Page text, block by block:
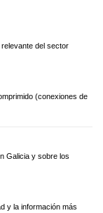
del sector
(conexiones de
Galicia y sobre los
y la información más